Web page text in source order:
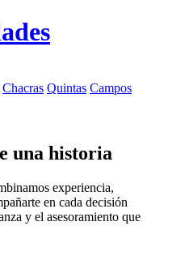
Chacras Quintas Campos
una historia
experiencia,
en cada decisión
y el asesoramiento que